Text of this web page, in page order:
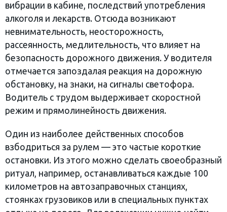
вибрации в кабине, последствий употребления
алкоголя и лекарств. Отсюда возникают
невнимательность, неосторожность,
рассеянность, медлительность, что влияет на
безопасность дорожного движения. У водителя
отмечается запоздалая реакция на дорожную
обстановку, на знаки, на сигналы светофора.
Водитель с трудом выдерживает скоростной
режим и прямолинейность движения.
Один из наиболее действенных способов
взбодриться за рулем — это частые короткие
остановки. Из этого можно сделать своеобразный
ритуал, например, останавливаться каждые 100
километров на автозаправочных станциях,
стоянках грузовиков или в специальных пунктах